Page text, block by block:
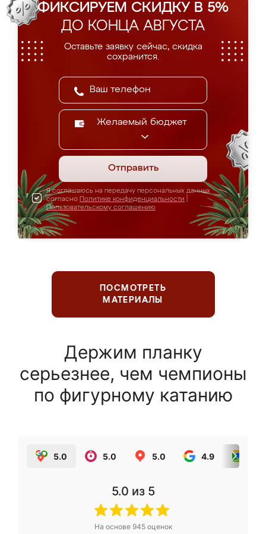
ФИКСИРУЕМ СКИДКУ В 5%
ДО КОНЦА АВГУСТА
Оставьте заявку сейчас, скидка
сохранится.
Желаемый бюджет
Отправить
Я соглашаюсь на передачу персональных данных
согласно Политике конфиденциальности
Пользовательскому соглашению
ПОСМОТРЕТЬ
МАТЕРИАЛЫ
Держим планку
серьезнее, чем чемпионы
по фигурному катанию
5.0 5.0 5.0 4.9
5.0 из 5
На основе 945оценок